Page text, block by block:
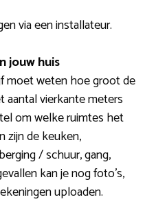
via een installateur.
jouw huis
moet weten hoe groot de
aantal vierkante meters
om welke ruimtes het
zijn de keuken,
/ schuur, gang,
kan je nog foto’s,
uploaden.